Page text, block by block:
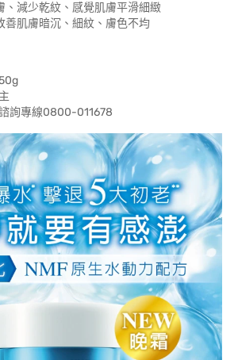
減少乾紋、感覺肌膚平滑細緻
肌膚暗沉、細紋、膚色不均
詢專線0800-011678